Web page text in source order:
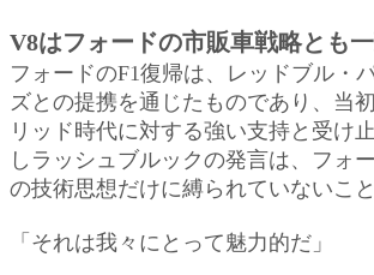
V8はフォードの市販車戦略とも
フォードのF1復帰は、レッドブル・
ズとの提携を通じたものであり、当
リッド時代に対する強い支持と受け
しラッシュブルックの発言は、フォ
の技術思想だけに縛られていないこ
「それは我々にとって魅力的だ」